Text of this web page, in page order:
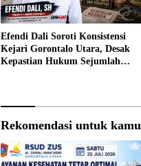
Efendi Dali Soroti Konsistensi
Kejari Gorontalo Utara, Desak
Kepastian Hukum Sejumlah
Rekomendasi untuk kamu